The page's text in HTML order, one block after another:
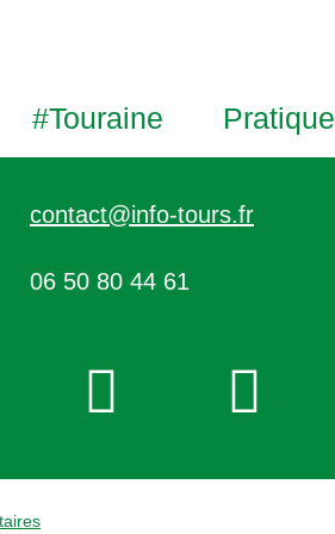
#Touraine Pratique
contact@info-tours.fr
06 50 80 44 61